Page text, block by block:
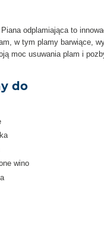
odplamiająca to
w tym plamy barwiące,
moc usuwania plam i
do
wino